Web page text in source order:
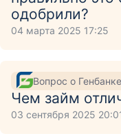
одобрили?
04 марта 2025 17:25
Вопрос о Генбанке
Чем займ
03 сентября 2025